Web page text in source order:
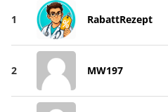
1 RabattRezept
2 MW197